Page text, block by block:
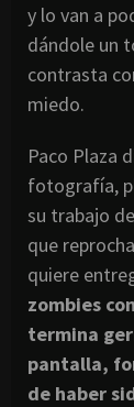
y lo van a
dándole un
contrasta
miedo.
Paco Plaza
fotografía,
su trabajo
que
quiere
zombies
termina
pantalla,
de haber